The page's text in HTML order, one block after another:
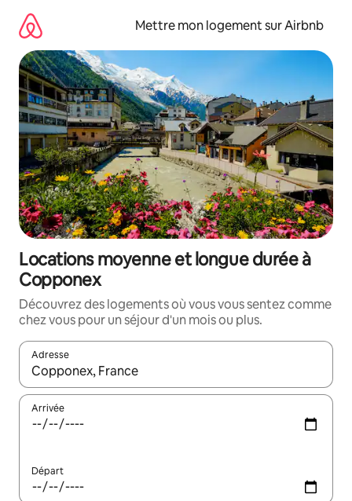
directement
contenu
Mettre mon logement sur Airbnb
Locations moyenne et longue durée à
Copponex
Découvrez des logements où vous vous sentez comme
chez vous pour un séjour d'un mois ou plus.
Adresse
Lorsque les résultats s'affichent, utilisez les flèches vers le
Arrivée
Départ